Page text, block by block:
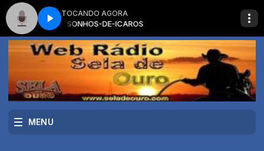
TOCANDO AGORA
EDIT SONHOS-DE-ICAROS
MENU